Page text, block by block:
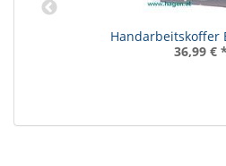
Handarbeitskoffer
36,99 € *